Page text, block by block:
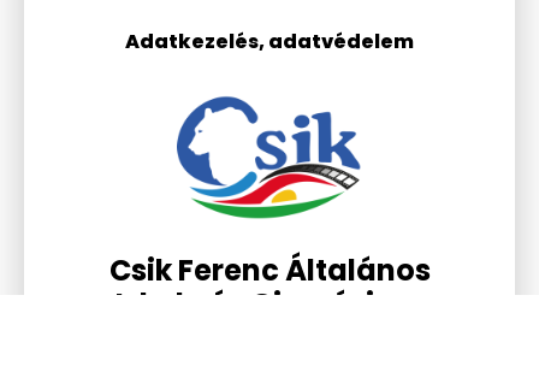
Csik Ferenc Általános
Iskola és Gimnázium
Adatkezelés, adatvédelem